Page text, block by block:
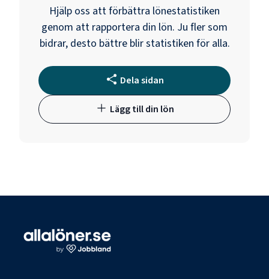
Hjälp oss att förbättra lönestatistiken
genom att rapportera din lön. Ju fler som
bidrar, desto bättre blir statistiken för alla.
Dela sidan
Lägg till din lön